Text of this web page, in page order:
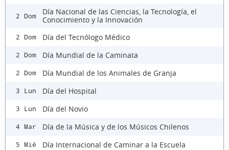
2 Dom
Día Nacional de las Ciencias, la Tecnología, el
Conocimiento y la Innovación
2 Dom Día del Tecnólogo Médico
2 Dom Día Mundial de la Caminata
2 Dom Día Mundial de los Animales de Granja
3 Lun Día del Hospital
3 Lun Día del Novio
4 Mar Día de la Música y de los Músicos Chilenos
5 Mié Día Internacional de Caminar a la Escuela